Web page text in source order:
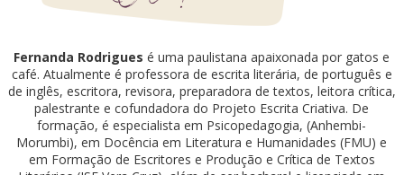
Fernanda Rodrigues é uma paulistana apaixonada por gatos e
café. Atualmente é professora de escrita literária, de português e
de inglês, escritora, revisora, preparadora de textos, leitora crítica,
palestrante e cofundadora do Projeto Escrita Criativa. De
formação, é especialista em Psicopedagogia, (Anhembi-
Morumbi), em Docência em Literatura e Humanidades (FMU) e
em Formação de Escritores e Produção e Crítica de Textos